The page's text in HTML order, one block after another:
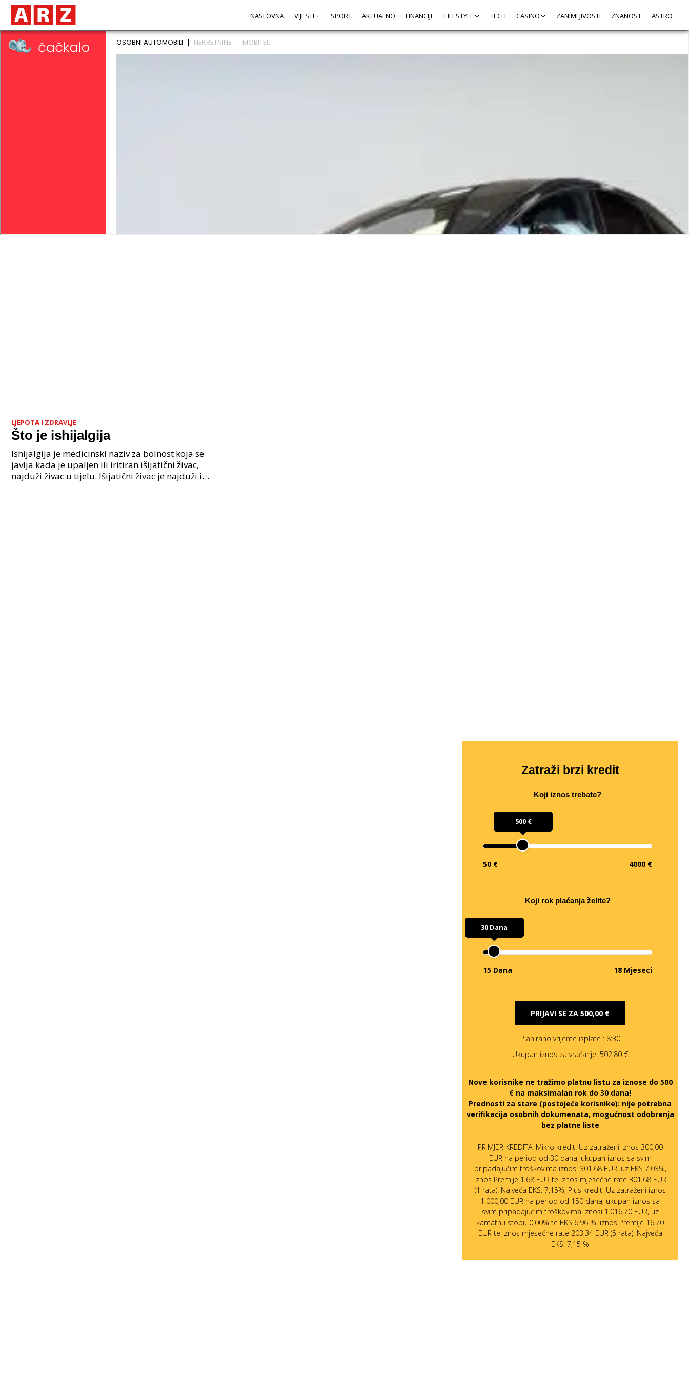
NASLOVNA VIJESTI SPORT AKTUALNO FINANCIJE LIFESTYLE TECH CASINO ZANIMLJIVOSTI ZNANOST ASTRO
LJEPOTA I ZDRAVLJE
Što je ishijalgija
Ishijalgija je medicinski naziv za bolnost koja se
javlja kada je upaljen ili iritiran išijatični živac,
najduži živac u tijelu. Išijatični živac je najduži i
Zatraži brzi kredit
Koji iznos trebate?
500 €
50 € 4000 €
Koji rok plaćanja želite?
30 Dana
15 Dana 18 Mjeseci
PRIJAVI SE ZA 500,00 €
Planirano vrijeme isplate : 8:30
Ukupan iznos za vraćanje: 502,80 €
Nove korisnike ne tražimo platnu listu za iznose do 500
€ na maksimalan rok do 30 dana!
Prednosti za stare (postojeće korisnike): nije potrebna
verifikacija osobnih dokumenata, mogućnost odobrenja
bez platne liste
PRIMJER KREDITA: Mikro kredit: Uz zatraženi iznos 300,00
EUR na period od 30 dana, ukupan iznos sa svim
pripadajućim troškovima iznosi 301,68 EUR, uz EKS 7,03%,
iznos Premije 1,68 EUR te iznos mjesečne rate 301,68 EUR
(1 rata). Najveća EKS: 7,15%, Plus kredit: Uz zatraženi iznos
1.000,00 EUR na period od 150 dana, ukupan iznos sa
svim pripadajućim troškovima iznosi 1.016,70 EUR, uz
kamatnu stopu 0,00% te EKS 6,96 %, iznos Premije 16,70
EUR te iznos mjesečne rate 203,34 EUR (5 rata). Najveća
EKS: 7,15 %